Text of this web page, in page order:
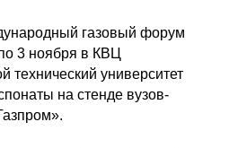
газовый форум
3 ноября в КВЦ
университет
на стенде вузов-